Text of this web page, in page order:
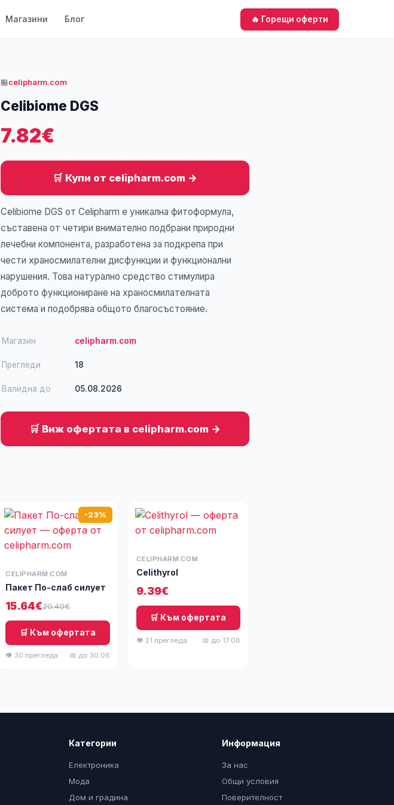
Магазини Блог 🔥 Горещи оферти
🏪celipharm.com
Celibiome DGS
7.82€
🛒 Купи от celipharm.com →
Celibiome DGS от Celipharm е уникална фитоформула,
съставена от четири внимателно подбрани природни
лечебни компонента, разработена за подкрепа при
чести храносмилателни дисфункции и функционални
нарушения. Това натурално средство стимулира
доброто функциониране на храносмилателната
система и подобрява общото благосъстояние.
Магазин celipharm.com
Прегледи 18
Валидна до 05.08.2026
🛒 Виж офертата в celipharm.com →
-23%
CELIPHARM.COM
Пакет По-слаб силует
15.64€20.40€
🛒 Към офертата
👁 30 прегледа 📅 до 30.08
CELIPHARM.COM
Celithyrol
9.39€
🛒 Към офертата
👁 21 прегледа 📅 до 17.08
Категории
Електроника
Мода
Дом и градина
Информация
За нас
Общи условия
Поверителност